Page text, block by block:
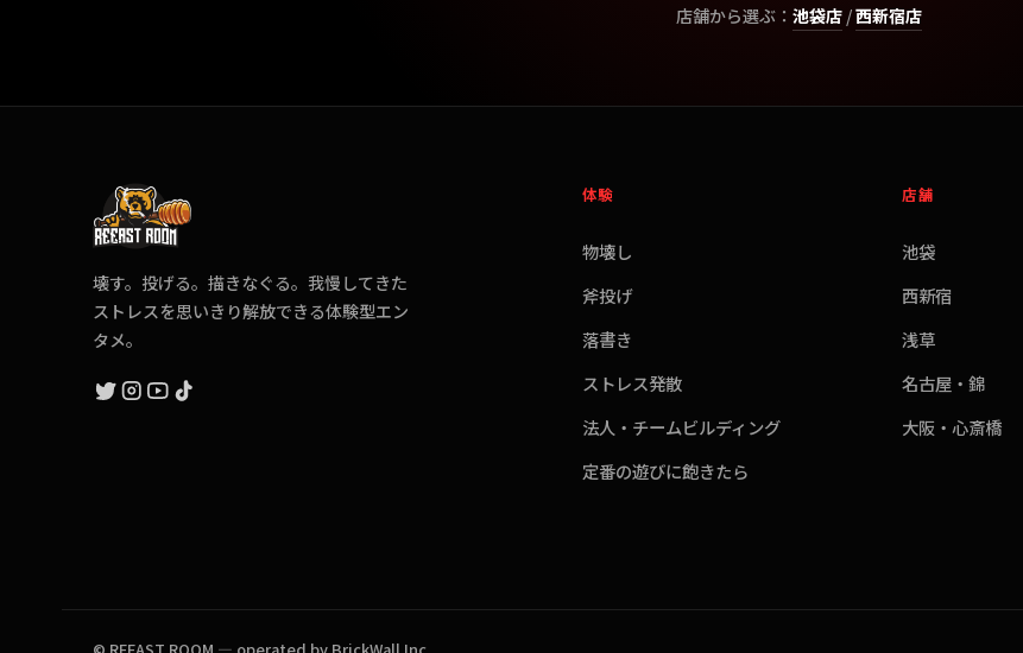
店舗から選ぶ： 池袋店/西新宿店
壊す。投げる。描きなぐる。我慢してきた
ストレスを思いきり解放できる体験型エン
タメ。
体験
物壊し
斧投げ
落書き
ストレス発散
法人・チームビルディング
定番の遊びに飽きたら
店舗
池袋
西新宿
浅草
名古屋・錦
大阪・心斎橋